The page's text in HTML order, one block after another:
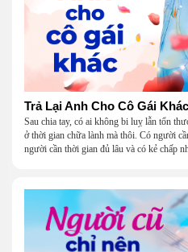
Trả Lại Anh Cho Cô Gái
Sau chia tay, có ai không bi luỵ lẫn tổn
ở thời gian chữa lành mà thôi. Có người
người cần thời gian đủ lâu và có kẻ chấp